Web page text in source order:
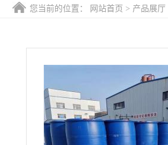
证书荣誉
在线留言
您当前的位置： 网站首页 > 产品展厅